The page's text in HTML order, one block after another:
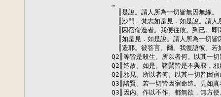
…
║是說。謂人所為一切皆無因無緣。
║沙門．梵志如是見．如是說。謂人
║因宿命造者。我便往彼。到已。即
║如是見．如是說。謂人所為一切皆
║造耶。彼答言。爾。我復語彼。若
Q2║等皆是殺生。所以者何。以其一
Q2║造故。如是。諸賢皆是不與取．
Q2║邪見。所以者何。以其一切皆因
Q3║諸賢。若一切皆因宿命造。見如
Q3║因內。作以不作。都無欲．無方